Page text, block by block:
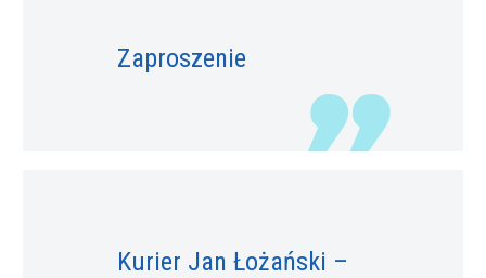
Zaproszenie
Kurier Jan Łożański –